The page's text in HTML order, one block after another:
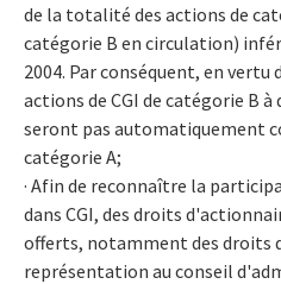
de la totalité des actions de
catégorie B en circulation)
2004. Par conséquent, en vertu
actions de CGI de catégorie B
seront pas automatiquement
catégorie A;
· Afin de reconnaître la
dans CGI, des droits
offerts, notamment des droits
représentation au conseil